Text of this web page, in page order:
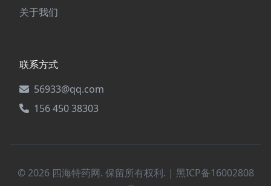
关于我们
联系方式
56933@qq.com
156 450 38303
© 2026 四海特药网. 保留所有权利. | 黑ICP备16002808